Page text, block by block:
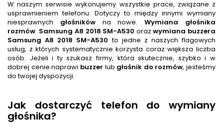
W naszym serwisie wykonujemy wszystkie prace, związane z
usprawnieniem telefonu. Dotyczy to między innymi wymiany
niesprawnych głośnikówna nowe.Wymiana głośnika
rozmów Samsung A8 2018 SM-A530 orazwymiana buzzera
Samsung A8 2018 SM-A530 to jedne z naszych flagowych
usług, z których systematycznie korzysta coraz większa liczba
osób. Jeżeli i ty szukasz firmy, która skutecznie, szybko i w
dobrej cenie naprawi buzzer lub głośnik do rozmów, jesteśmy
do twojej dyspozycji.
Jak dostarczyć telefon do wymiany
głośnika?